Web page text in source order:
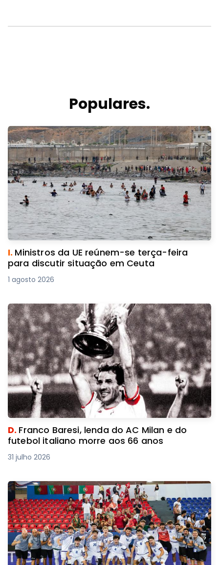
Populares.
I. Ministros da UE reúnem-se terça-feira
para discutir situação em Ceuta
1 agosto 2026
D. Franco Baresi, lenda do AC Milan e do
futebol italiano morre aos 66 anos
31 julho 2026